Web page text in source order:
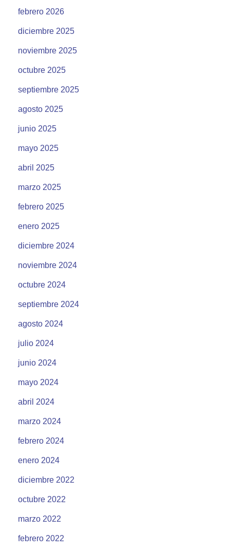
febrero 2026
diciembre 2025
noviembre 2025
octubre 2025
septiembre 2025
agosto 2025
junio 2025
mayo 2025
abril 2025
marzo 2025
febrero 2025
enero 2025
diciembre 2024
noviembre 2024
octubre 2024
septiembre 2024
agosto 2024
julio 2024
junio 2024
mayo 2024
abril 2024
marzo 2024
febrero 2024
enero 2024
diciembre 2022
octubre 2022
marzo 2022
febrero 2022